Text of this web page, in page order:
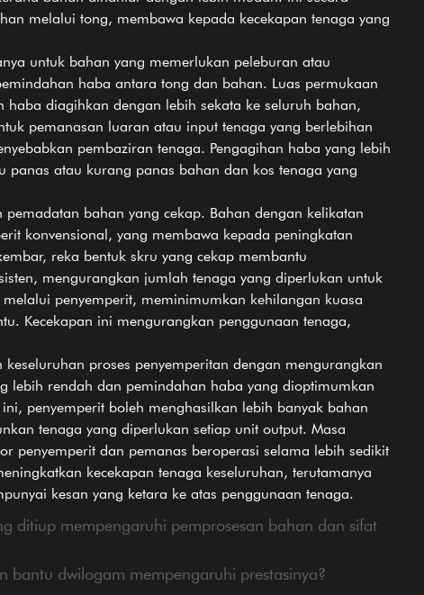
melalui tong, membawa kepada kecekapan tenaga yang
untuk bahan yang memerlukan peleburan atau
haba antara tong dan bahan. Luas permukaan
diagihkan dengan lebih sekata ke seluruh bahan,
pemanasan luaran atau input tenaga yang berlebihan
pembaziran tenaga. Pengagihan haba yang lebih
atau kurang panas bahan dan kos tenaga yang
bahan yang cekap. Bahan dengan kelikatan
konvensional, yang membawa kepada peningkatan
reka bentuk skru yang cekap membantu
mengurangkan jumlah tenaga yang diperlukan untuk
penyemperit, meminimumkan kehilangan kuasa
Kecekapan ini mengurangkan penggunaan tenaga,
proses penyemperitan dengan mengurangkan
lebih rendah dan pemindahan haba yang dioptimumkan
penyemperit boleh menghasilkan lebih banyak bahan
tenaga yang diperlukan setiap unit output. Masa
penyemperit dan pemanas beroperasi selama lebih sedikit
kecekapan tenaga keseluruhan, terutamanya
kesan yang ketara ke atas penggunaan tenaga.
ditiup mempengaruhi pemprosesan bahan dan sifat
dwilogam mempengaruhi prestasinya?